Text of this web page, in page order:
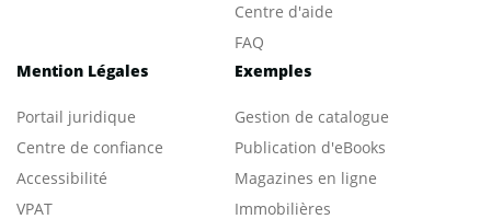
Centre d'aide
FAQ
Mention Légales
Portail juridique
Centre de confiance
Accessibilité
VPAT
Exemples
Gestion de catalogue
Publication d'eBooks
Magazines en ligne
Immobilières